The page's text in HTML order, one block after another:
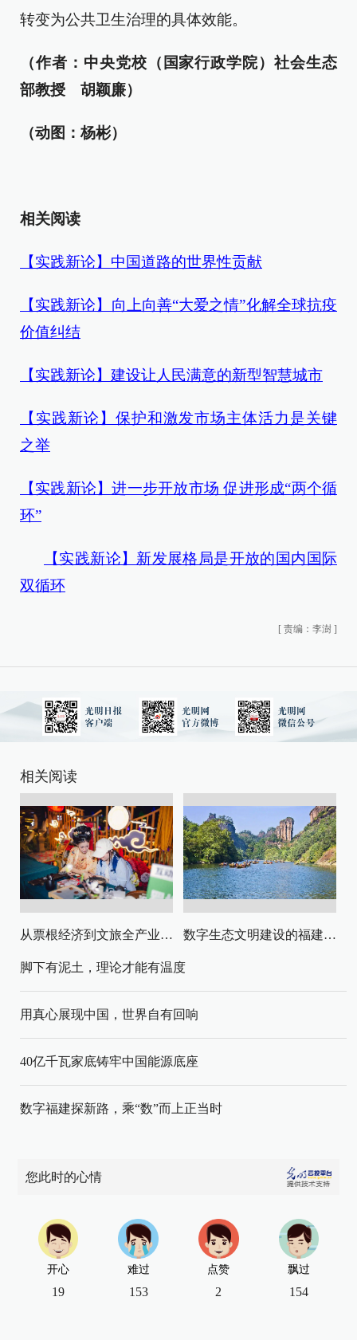
转变为公共卫生治理的具体效能。
（作者：中央党校（国家行政学院）社会生态
部教授 胡颖廉）
（动图：杨彬）
相关阅读
【实践新论】中国道路的世界性贡献
【实践新论】向上向善“大爱之情”化解全球抗疫
价值纠结
【实践新论】建设让人民满意的新型智慧城市
【实践新论】保护和激发市场主体活力是关键
之举
【实践新论】进一步开放市场 促进形成“两个循
环”
【实践新论】新发展格局是开放的国内国际
双循环
[ 责编：李澍 ]
相关阅读
从票根经济到文旅全产业链升级 数字生态文明建设的福建路径与启示
脚下有泥土，理论才能有温度
用真心展现中国，世界自有回响
40亿千瓦家底铸牢中国能源底座
数字福建探新路，乘“数”而上正当时
您此时的心情
开心
19
难过
153
点赞
2
飘过
154